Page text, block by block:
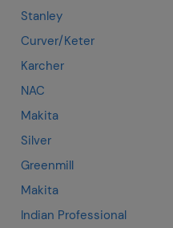
Stanley
Curver/Keter
Karcher
NAC
Makita
Silver
Greenmill
Makita
Indian Professional